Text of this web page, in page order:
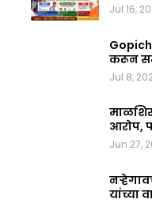
Jul 16,
करून
Jul 8,
आरोप,
Jun 27,
यांच्या